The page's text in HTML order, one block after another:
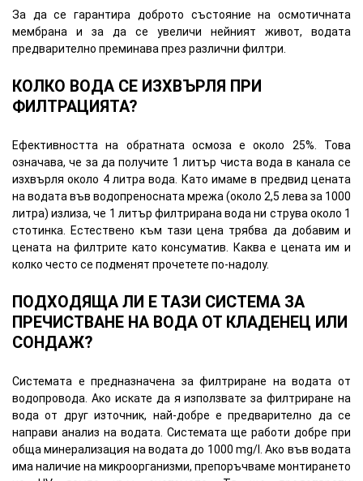
За да се гарантира доброто състояние на осмотичната
мембрана и за да се увеличи нейният живот, водата
предварително преминава през различни филтри.
КОЛКО ВОДА СЕ ИЗХВЪРЛЯ ПРИ
ФИЛТРАЦИЯТА?
Ефективността на обратната осмоза е около 25%. Това
означава, че за да получите 1 литър чиста вода в канала се
изхвърля около 4 литра вода. Като имаме в предвид цената
на водата във водопреносната мрежа (около 2,5 лева за 1000
литра) излиза, че 1 литър филтрирана вода ни струва около 1
стотинка. Естествено към тази цена трябва да добавим и
цената на филтрите като консуматив. Каква е цената им и
колко често се подменят прочетете по-надолу.
ПОДХОДЯЩА ЛИ Е ТАЗИ СИСТЕМА ЗА
ПРЕЧИСТВАНЕ НА ВОДА ОТ КЛАДЕНЕЦ ИЛИ
СОНДАЖ?
Системата е предназначена за филтриране на водата от
водопровода. Ако искате да я използвате за филтриране на
вода от друг източник, най-добре е предварително да се
направи анализ на водата. Системата ще работи добре при
обща минерализация на водата до 1000 mg/l. Ако във водата
има наличие на микроорганизми, препоръчваме монтирането